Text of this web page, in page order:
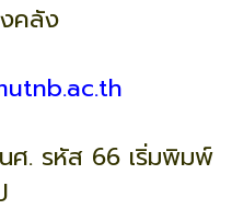
คลัง
ศ. รหัส 66 เริ่มพิมพ์